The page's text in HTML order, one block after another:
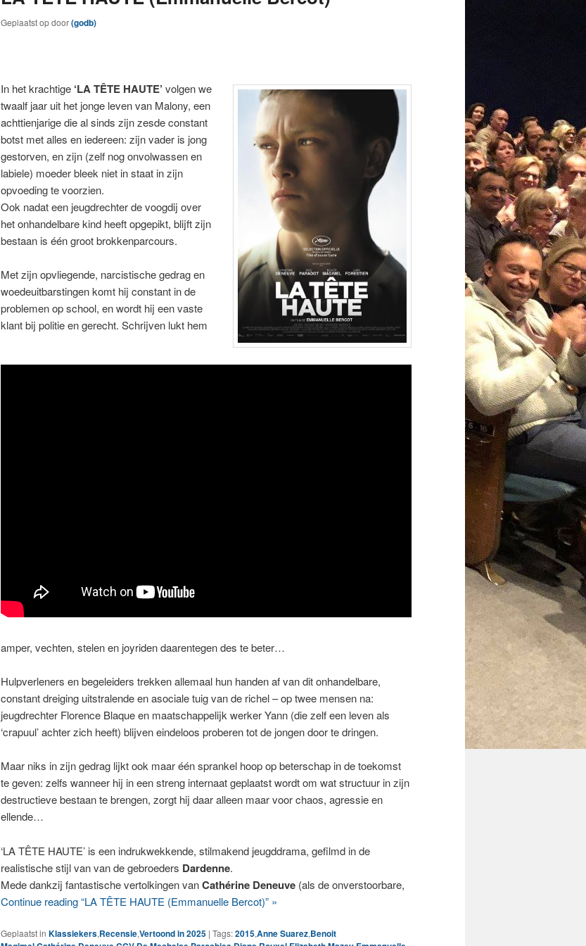
Geplaatst opdoor(godb)
In het krachtige ‘LA TÊTE HAUTE’ volgen we
twaalf jaar uit het jonge leven van Malony, een
achttienjarige die al sinds zijn zesde constant
botst met alles en iedereen: zijn vader is jong
gestorven, en zijn (zelf nog onvolwassen en
labiele) moeder bleek niet in staat in zijn
opvoeding te voorzien.
Ook nadat een jeugdrechter de voogdij over
het onhandelbare kind heeft opgepikt, blijft zijn
bestaan is één groot brokkenparcours.
Met zijn opvliegende, narcistische gedrag en
woedeuitbarstingen komt hij constant in de
problemen op school, en wordt hij een vaste
klant bij politie en gerecht. Schrijven lukt hem
amper, vechten, stelen en joyriden daarentegen des te beter…
Hulpverleners en begeleiders trekken allemaal hun handen af van dit onhandelbare,
constant dreiging uitstralende en asociale tuig van de richel – op twee mensen na:
jeugdrechter Florence Blaque en maatschappelijk werker Yann (die zelf een leven als
‘crapuul’ achter zich heeft) blijven eindeloos proberen tot de jongen door te dringen.
Maar niks in zijn gedrag lijkt ook maar één sprankel hoop op beterschap in de toekomst
te geven: zelfs wanneer hij in een streng internaat geplaatst wordt om wat structuur in zijn
destructieve bestaan te brengen, zorgt hij daar alleen maar voor chaos, agressie en
ellende…
‘LA TÊTE HAUTE’ is een indrukwekkende, stilmakend jeugddrama, gefilmd in de
realistische stijl van van de gebroeders Dardenne.
Mede dankzij fantastische vertolkingen vanCathérine Deneuve (als de onverstoorbare,
Continue reading “LA TÊTE HAUTE (Emmanuelle Bercot)” »
Geplaatst in Klassiekers,Recensie,Vertoond in 2025 | Tags:2015,Anne Suarez,Benoit